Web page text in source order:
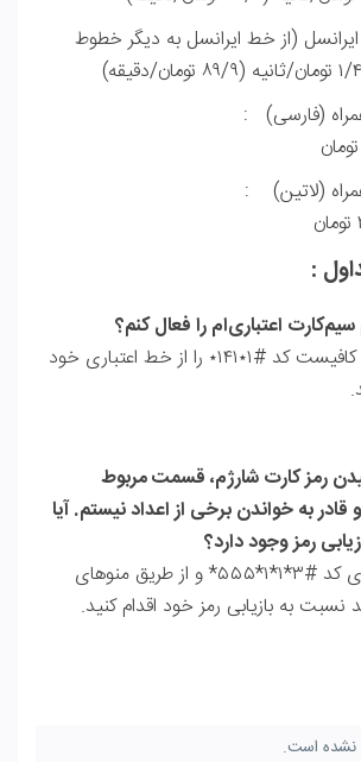
(از خط ایرانسل به دیگر خطوط
همراه (فارسی) :
همراه (لاتین) :
:
اعتباری‌ام را فعال کنم؟
کافیست کد #۱٭۱۴۱٭
را از خط اعتباری خود
رمز کارت شارژم، قسمت مربوط
به خواندن برخی از اعداد نیستم. آیا
رمز وجود دارد؟
کد #۳*۱*۱*۵۵۵*
و از طریق منوهای
نسبت به بازیابی رمز خود اقدام کنید.
نشده است.